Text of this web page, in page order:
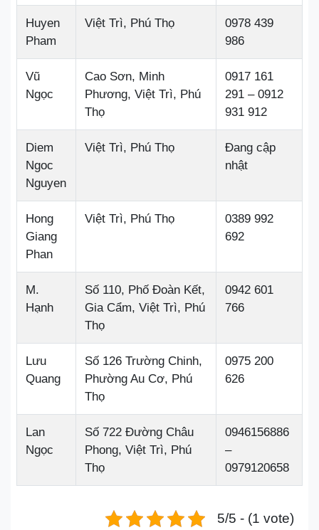
Huyen
Pham
Việt Trì, Phú Thọ
0978 439
986
Vũ
Ngọc
Cao Sơn, Minh
Phương, Việt Trì, Phú
Thọ
0917 161
291 – 0912
931 912
Diem
Ngoc
Nguyen
Việt Trì, Phú Thọ
Đang cập
nhật
Hong
Giang
Phan
Việt Trì, Phú Thọ
0389 992
692
M.
Hạnh
Số 110, Phố Đoàn Kết,
Gia Cẩm, Việt Trì, Phú
Thọ
0942 601
766
Lưu
Quang
Số 126 Trường Chinh,
Phường Au Cơ, Phú
Thọ
0975 200
626
Lan
Ngọc
Số 722 Đường Châu
Phong, Việt Trì, Phú
Thọ
0946156886
–
0979120658
5/5 - (1 vote)